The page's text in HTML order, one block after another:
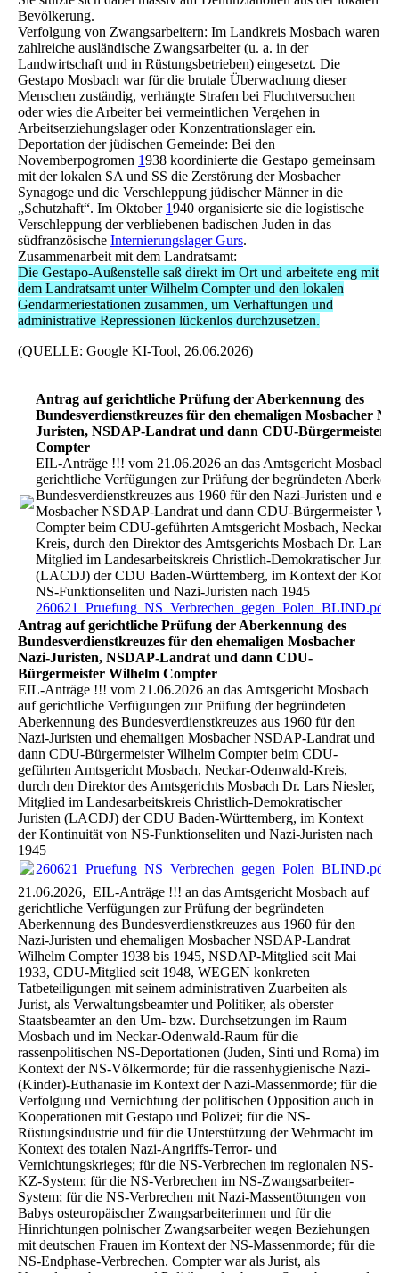
Bevölkerung.
Verfolgung von Zwangsarbeitern: Im Landkreis Mosbach waren
zahlreiche ausländische Zwangsarbeiter (u. a. in der
Landwirtschaft und in Rüstungsbetrieben) eingesetzt. Die
Gestapo Mosbach war für die brutale Überwachung dieser
Menschen zuständig, verhängte Strafen bei Fluchtversuchen
oder wies die Arbeiter bei vermeintlichen Vergehen in
Arbeitserziehungslager oder Konzentrationslager ein.
Deportation der jüdischen Gemeinde: Bei den
Novemberpogromen 1938 koordinierte die Gestapo gemeinsam
mit der lokalen SA und SS die Zerstörung der Mosbacher
Synagoge und die Verschleppung jüdischer Männer in die
„Schutzhaft“. Im Oktober 1940 organisierte sie die logistische
Verschleppung der verbliebenen badischen Juden in das
südfranzösische Internierungslager Gurs.
Zusammenarbeit mit dem Landratsamt:
Die Gestapo-Außenstelle saß direkt im Ort und arbeitete eng mit
dem Landratsamt unter Wilhelm Compter und den lokalen
Gendarmeriestationen zusammen, um Verhaftungen und
administrative Repressionen lückenlos durchzusetzen.
(QUELLE: Google KI-Tool, 26.06.2026)
Antrag auf gerichtliche Prüfung der Aberkennung des
Bundesverdienstkreuzes für den ehemaligen Mosbacher
Juristen, NSDAP-Landrat und dann CDU-Bürgermeister
Compter
EIL-Anträge !!! vom 21.06.2026 an das Amtsgericht Mosbach
gerichtliche Verfügungen zur Prüfung der begründeten
Bundesverdienstkreuzes aus 1960 für den Nazi-Juristen und
Mosbacher NSDAP-Landrat und dann CDU-Bürgermeister
Compter beim CDU-geführten Amtsgericht Mosbach, Neckar-
Kreis, durch den Direktor des Amtsgerichts Mosbach Dr. Lars
Mitglied im Landesarbeitskreis Christlich-Demokratischer
(LACDJ) der CDU Baden-Württemberg, im Kontext der
NS-Funktionseliten und Nazi-Juristen nach 1945
260621_Pruefung_NS_Verbrechen_gegen_Polen_BLIND.pdf
Antrag auf gerichtliche Prüfung der Aberkennung des
Bundesverdienstkreuzes für den ehemaligen Mosbacher
Nazi-Juristen, NSDAP-Landrat und dann CDU-
Bürgermeister Wilhelm Compter
EIL-Anträge !!! vom 21.06.2026 an das Amtsgericht Mosbach
auf gerichtliche Verfügungen zur Prüfung der begründeten
Aberkennung des Bundesverdienstkreuzes aus 1960 für den
Nazi-Juristen und ehemaligen Mosbacher NSDAP-Landrat und
dann CDU-Bürgermeister Wilhelm Compter beim CDU-
geführten Amtsgericht Mosbach, Neckar-Odenwald-Kreis,
durch den Direktor des Amtsgerichts Mosbach Dr. Lars Niesler,
Mitglied im Landesarbeitskreis Christlich-Demokratischer
Juristen (LACDJ) der CDU Baden-Württemberg, im Kontext
der Kontinuität von NS-Funktionseliten und Nazi-Juristen nach
1945
260621_Pruefung_NS_Verbrechen_gegen_Polen_BLIND.pdf
21.06.2026, EIL-Anträge !!! an das Amtsgericht Mosbach auf
gerichtliche Verfügungen zur Prüfung der begründeten
Aberkennung des Bundesverdienstkreuzes aus 1960 für den
Nazi-Juristen und ehemaligen Mosbacher NSDAP-Landrat
Wilhelm Compter 1938 bis 1945, NSDAP-Mitglied seit Mai
1933, CDU-Mitglied seit 1948, WEGEN konkreten
Tatbeteiligungen mit seinem administrativen Zuarbeiten als
Jurist, als Verwaltungsbeamter und Politiker, als oberster
Staatsbeamter an den Um- bzw. Durchsetzungen im Raum
Mosbach und im Neckar-Odenwald-Raum für die
rassenpolitischen NS-Deportationen (Juden, Sinti und Roma) im
Kontext der NS-Völkermorde; für die rassenhygienische Nazi-
(Kinder)-Euthanasie im Kontext der Nazi-Massenmorde; für die
Verfolgung und Vernichtung der politischen Opposition auch in
Kooperationen mit Gestapo und Polizei; für die NS-
Rüstungsindustrie und für die Unterstützung der Wehrmacht im
Kontext des totalen Nazi-Angriffs-Terror- und
Vernichtungskrieges; für die NS-Verbrechen im regionalen NS-
KZ-System; für die NS-Verbrechen im NS-Zwangsarbeiter-
System; für die NS-Verbrechen mit Nazi-Massentötungen von
Babys osteuropäischer Zwangsarbeiterinnen und für die
Hinrichtungen polnischer Zwangsarbeiter wegen Beziehungen
mit deutschen Frauen im Kontext der NS-Massenmorde; für die
NS-Endphase-Verbrechen. Compter war als Jurist, als